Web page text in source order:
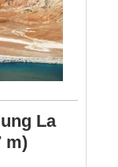
La
m)